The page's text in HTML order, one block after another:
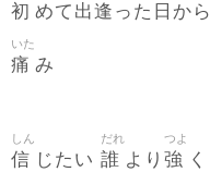
初 めて 出逢 った 日 から
痛
いた
み
信
しん
じたい 誰
だれ
より 強
つよ
く